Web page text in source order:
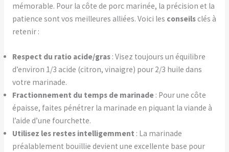
mémorable. Pour la côte de porc marinée, la précision et la
patience sont vos meilleures alliées. Voici les conseilsclés à
retenir :
Respect du ratio acide/gras: Visez toujours un équilibre
d’environ 1/3 acide (citron, vinaigre) pour 2/3 huile dans
votre marinade.
Fractionnement du temps de marinade: Pour une côte
épaisse, faites pénétrer la marinade en piquant la viande à
l’aide d’une fourchette.
Utilisez les restes intelligemment : La marinade
préalablement bouillie devient une excellente base pour